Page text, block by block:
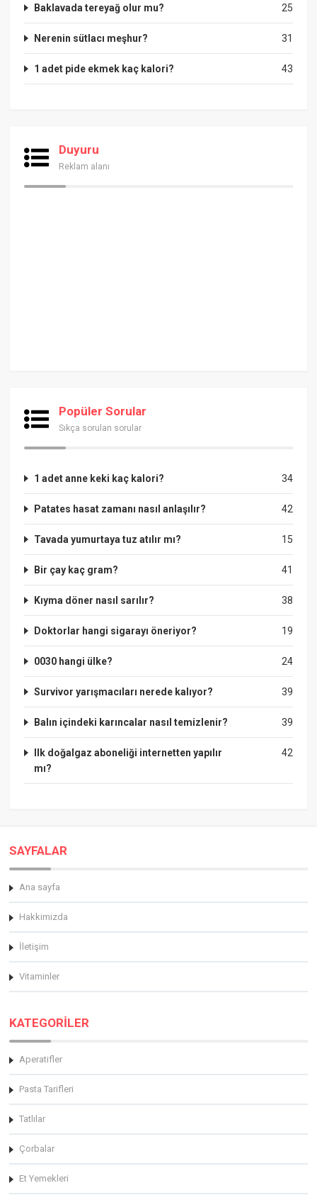
25
Baklavada tereyağ olur mu?
31
Nerenin sütlacı meşhur?
43
1 adet pide ekmek kaç kalori?
Duyuru
Reklam alanı
Popüler Sorular
Sıkça sorulan sorular
34
1 adet anne keki kaç kalori?
42
Patates hasat zamanı nasıl anlaşılır?
15
Tavada yumurtaya tuz atılır mı?
41
Bir çay kaç gram?
38
Kıyma döner nasıl sarılır?
19
Doktorlar hangi sigarayı öneriyor?
24
0030 hangi ülke?
39
Survivor yarışmacıları nerede kalıyor?
39
Balın içindeki karıncalar nasıl temizlenir?
42
Ilk doğalgaz aboneliği internetten yapılır
mı?
SAYFALAR
Ana sayfa
Hakkimizda
İletişim
Vitaminler
KATEGORİLER
Aperatifler
Pasta Tarifleri
Tatlılar
Çorbalar
Et Yemekleri